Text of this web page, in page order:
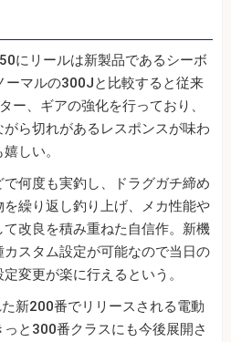
にリールは新製品であるシーボ
ーマルの300Jと比較すると従来
ー、ギアの強化を行っており、
ら切れがあるレスポンスが味わ
しい。
何度も実釣し、ドラグガチ締め
繰り返し釣り上げ、メカ性能や
改良を積み重ねた自信作。新機
スタム設定が可能なので当日の
変更が楽に行えるという。
新200番でリリースされる電動
と300番クラスにも今後展開さ